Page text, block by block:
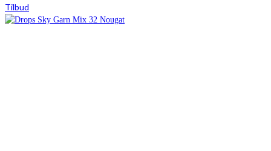
pris
pris
Tilbud